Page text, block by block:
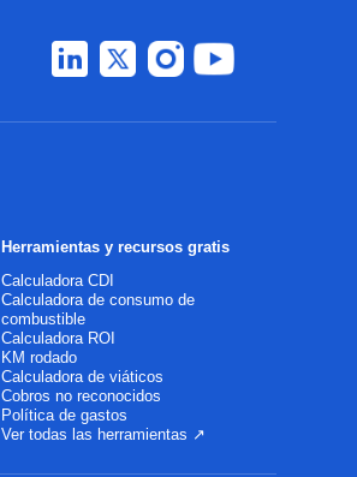
Herramientas y recursos gratis
Calculadora CDI
Calculadora de consumo de
combustible
Calculadora ROI
KM rodado
Calculadora de viáticos
Cobros no reconocidos
Política de gastos
Ver todas las herramientas ↗